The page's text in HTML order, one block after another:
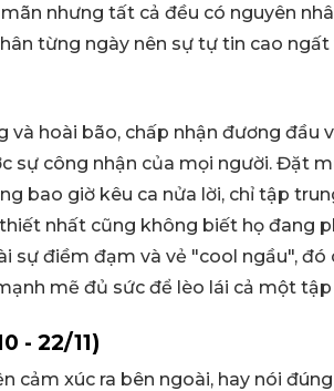
nhưng tất cả đều có nguyên
từng ngày nên sự tự tin cao
và hoài bão, chấp nhận đương đầu
sự công nhận của mọi người. Đặt
bao giờ kêu ca nửa lời, chỉ tập
nhất cũng không biết họ đang
sự điềm đạm và vẻ "cool ngầu", đó
mẽ đủ sức để lèo lái cả một
- 22/11)
cảm xúc ra bên ngoài, hay nói